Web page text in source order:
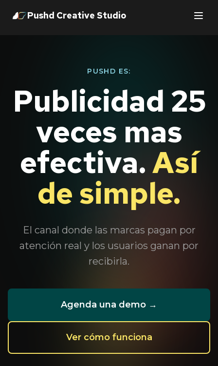
Pushd Creative Studio
PUSHD ES:
Publicidad 25
veces mas
efectiva.Así
de simple.
El canal donde las marcas pagan por
atención real y los usuarios ganan por
recibirla.
Agenda una demo →
Ver cómo funciona